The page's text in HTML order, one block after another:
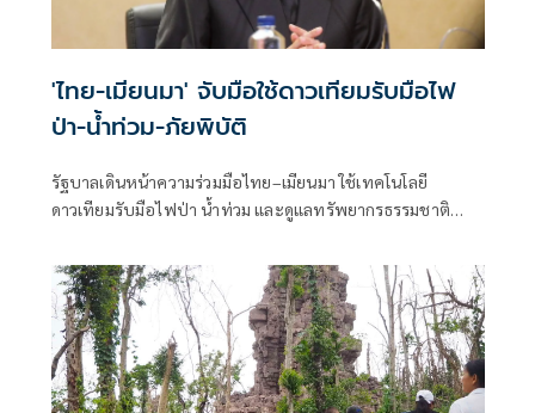
'ไทย-เมียนมา' จับมือใช้ดาวเทียมรับมือไฟ
ป่า-น้ำท่วม-ภัยพิบัติ
รัฐบาลเดินหน้าความร่วมมือไทย–เมียนมา ใช้เทคโนโลยี
ดาวเทียมรับมือไฟป่า น้ำท่วม และดูแลทรัพยากรธรรมชาติ